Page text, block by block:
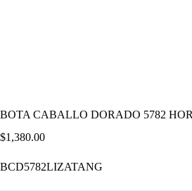
BOTA CABALLO DORADO 5782
$1,380.00
BCD5782LIZATANG